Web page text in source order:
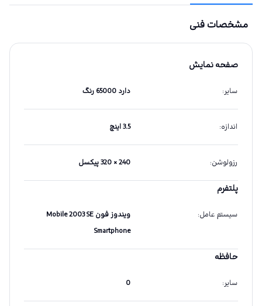
مشخصات فنی
صفحه نمایش
سایر: دارد 65000 رنگ
اندازه: 3.5 اینچ
رزولوشن: 240 × 320 پیکسل
پلتفرم
سیستم عامل:
ویندوز فون Mobile 2003 SE
Smartphone
حافظه
سایر:
0